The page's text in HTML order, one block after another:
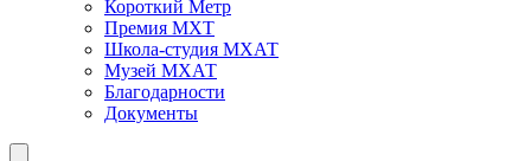
Короткий Метр
Премия МХТ
Школа-студия МХАТ
Музей МХАТ
Благодарности
Документы